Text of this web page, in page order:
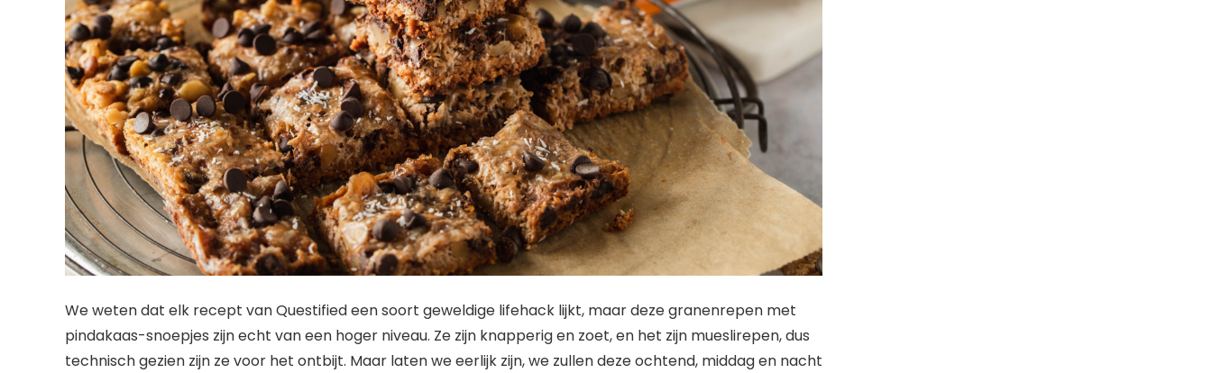
We weten dat elk recept van Questified een soort geweldige lifehack lijkt, maar deze granenrepen met
pindakaas-snoepjes zijn echt van een hoger niveau. Ze zijn knapperig en zoet, en het zijn mueslirepen, dus
technisch gezien zijn ze voor het ontbijt. Maar laten we eerlijk zijn, we zullen deze ochtend, middag en nacht